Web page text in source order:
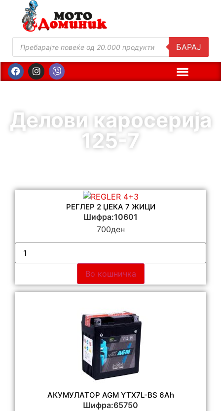
БАРАЈ
Делови каросерија
125-7
РЕГЛЕР 2 ЏЕКА 7 ЖИЦИ
Шифра:10601
700ден
Во кошничка
АКУМУЛАТОР AGM YTX7L-BS 6Ah
Шифра:65750